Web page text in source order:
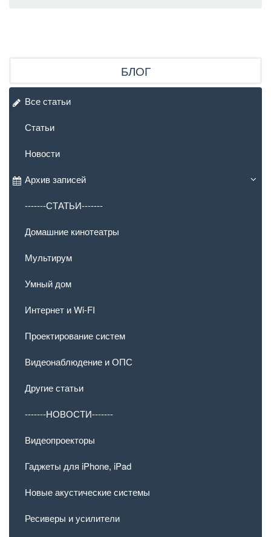
БЛОГ
Все статьи
Статьи
Новости
Архив записей
-------СТАТЬИ-------
Домашние кинотеатры
Мультирум
Умный дом
Интернет и Wi-FI
Проектирование систем
Видеонаблюдение и ОПС
Другие статьи
-------НОВОСТИ-------
Видеопроекторы
Гаджеты для iPhone, iPad
Новые акустические системы
Ресиверы и усилители